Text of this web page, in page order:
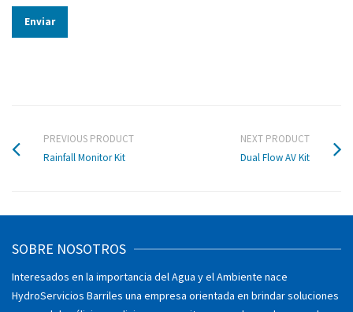
PREVIOUS PRODUCT
Rainfall Monitor Kit
NEXT PRODUCT
Dual Flow AV Kit
SOBRE NOSOTROS
Interesados en la importancia del Agua y el Ambiente nace
HydroServicios Barriles una empresa orientada en brindar soluciones